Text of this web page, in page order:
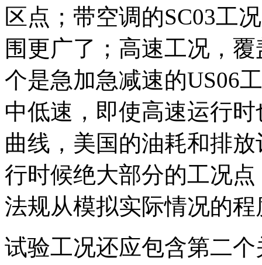
区点；带空调的SC03工
围更广了；高速工况，
个是急加急减速的US06
中低速，即使高速运行
曲线，美国的油耗和排
行时候绝大部分的工况
法规从模拟实际情况的
试验工况还应包含第二